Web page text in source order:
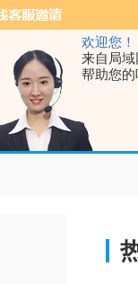
欢迎您！
来自局
帮助您的